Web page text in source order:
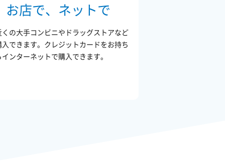
お店で、ネットで
くの大手コンビニやドラッグストアなど
入できます。クレジットカードをお持ち
インターネットで購入できます。